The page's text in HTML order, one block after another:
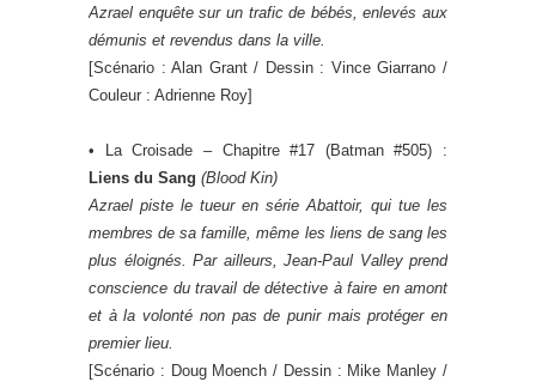
Azrael enquête sur un trafic de bébés, enlevés aux
démunis et revendus dans la ville.
[Scénario : Alan Grant / Dessin : Vince Giarrano /
Couleur : Adrienne Roy]
• La Croisade – Chapitre #17 (Batman #505) :
Liens du Sang (Blood Kin)
Azrael piste le tueur en série Abattoir, qui tue les
membres de sa famille, même les liens de sang les
plus éloignés. Par ailleurs, Jean-Paul Valley prend
conscience du travail de détective à faire en amont
et à la volonté non pas de punir mais protéger en
premier lieu.
[Scénario : Doug Moench / Dessin : Mike Manley /